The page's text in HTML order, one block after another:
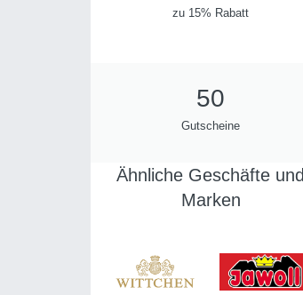
zu 15% Rabatt
50
Gutscheine
Ähnliche Geschäfte und
Marken